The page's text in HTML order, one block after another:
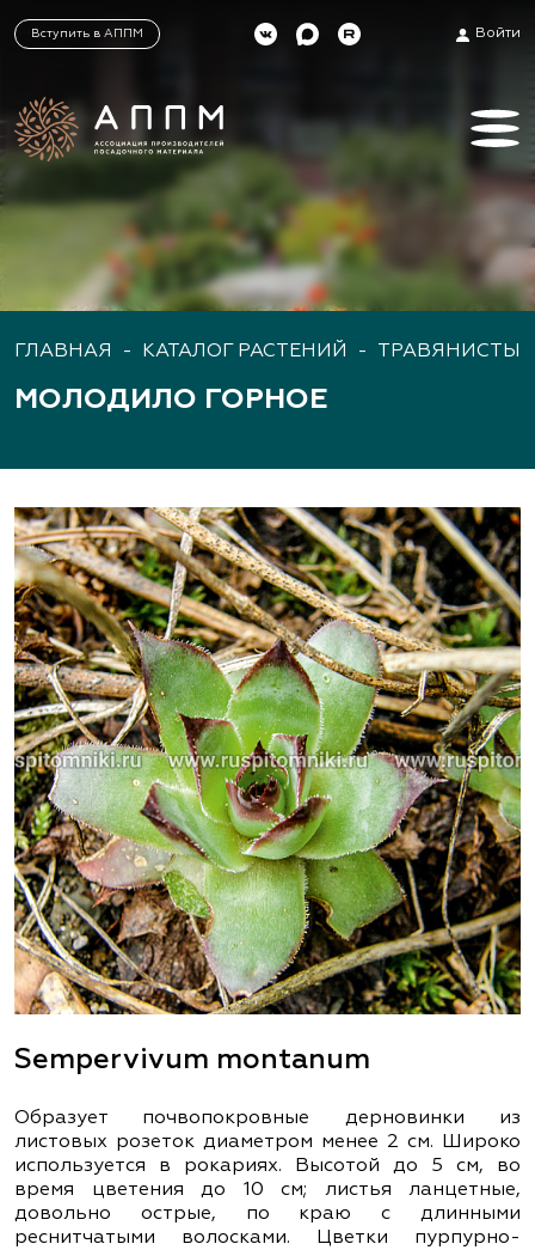
Вступить в АППМ Войти
ГЛАВНАЯ - КАТАЛОГ РАСТЕНИЙ -
МОЛОДИЛО ГОРНОЕ
Sempervivum montanum
Образует почвопокровные дерновинки из
листовых розеток диаметром менее 2 см. Широко
используется в рокариях. Высотой до 5 см, во
время цветения до 10 см; листья ланцетные,
довольно острые, по краю с длинными
реснитчатыми волосками. Цветки пурпурно-